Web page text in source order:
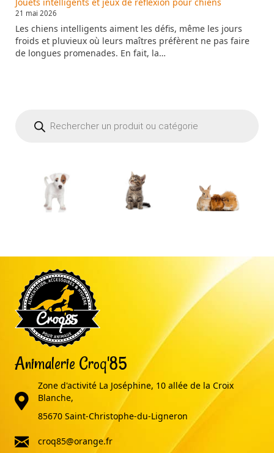
Jouets intelligents et jeux de réflexion pour chiens
21 mai 2026
Les chiens intelligents aiment les défis, même les jours
froids et pluvieux où leurs maîtres préfèrent ne pas faire
de longues promenades. En fait, la…
produits
Animalerie Croq'85
adresse
Zone d'activité La Joséphine, 10 allée de la Croix
Blanche,
85670 Saint-Christophe-du-Ligneron
email
croq85@orange.fr